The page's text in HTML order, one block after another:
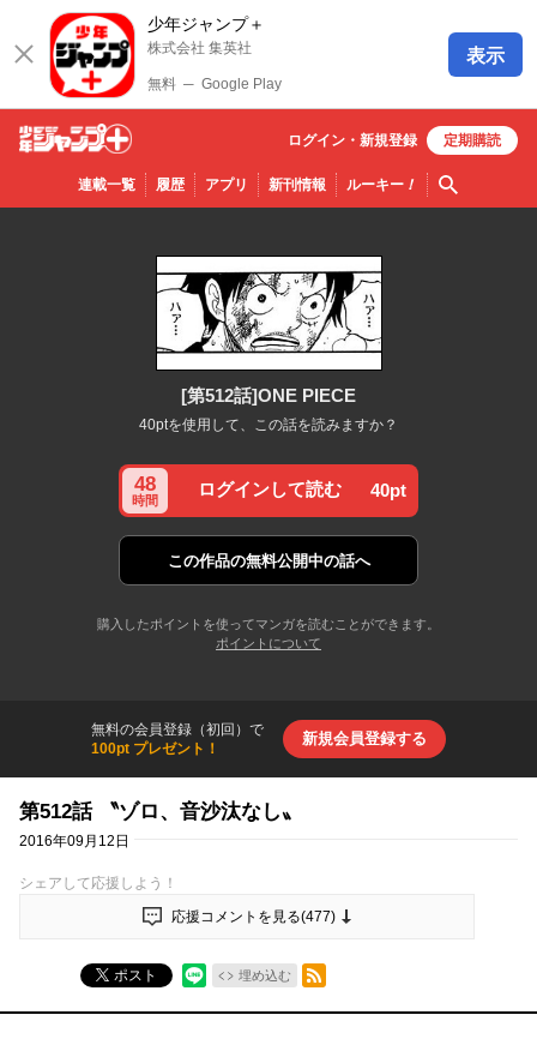
少年ジャンプ＋
株式会社 集英社
無料 ─ Google Play
表示
少年ジ
ャンプ
連載一覧 履歴 アプリ 新刊情報 ルーキー！ 検索
ログイン・ 新規登録 定期購読
[第512話]ONE PIECE
40ptを使用して、この話を読みますか？
48
時間
ログインして読む 40pt
この作品の無料公開中の話へ
購入したポイントを使ってマンガを読むことができます。
ポイントについて
無料の会員登録（初回）で
100pt プレゼント！
新規会員登録する
第512話 〝ゾロ、音沙汰なし〟
2016年09月12日
シェアして応援しよう！
応援コメントを見る(477)
ポスト 埋め込む
RSSフィード